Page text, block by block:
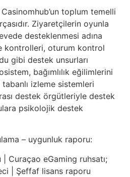
toplum temelli
Ziyaretçilerin oyunla
desteklenmesi adına
kontrolleri, oturum kontrol
gibi destek unsurları
bağımlılık eğilimlerini
izleme sistemleri
destek örgütleriyle destek
psikolojik destek
– uygunluk raporu:
Curaçao eGaming ruhsatı;
| Şeffaf lisans raporu